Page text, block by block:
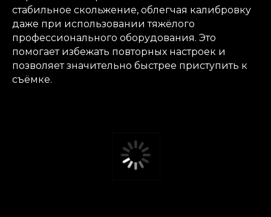
стабильное скольжение, облегчая калибровку
даже при использовании тяжёлого
профессионального оборудования. Это
помогает избежать повторных настроек и
позволяет значительно быстрее приступить к
съёмке.